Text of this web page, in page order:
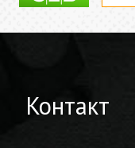
Контакт